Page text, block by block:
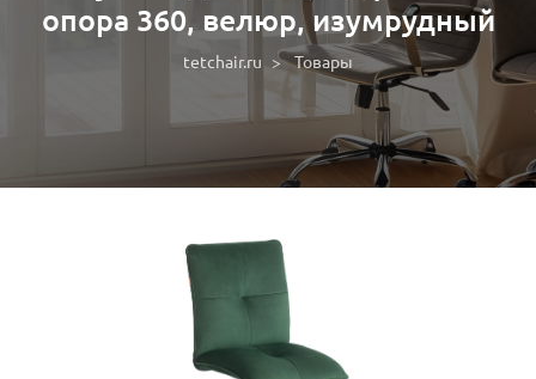
опора 360, велюр, изумрудный
tetchair.ru Товары